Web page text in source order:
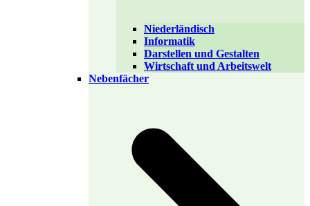
Niederländisch
Informatik
Darstellen und Gestalten
Wirtschaft und Arbeitswelt
Nebenfächer